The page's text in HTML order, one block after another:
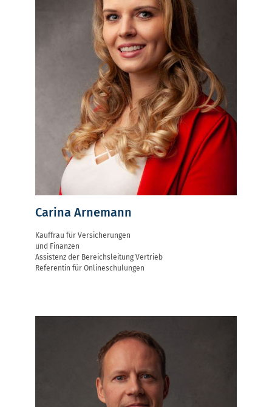
Carina Arnemann
Kauffrau für Versicherungen
und Finanzen
Assistenz der Bereichsleitung Vertrieb
Referentin für Onlineschulungen